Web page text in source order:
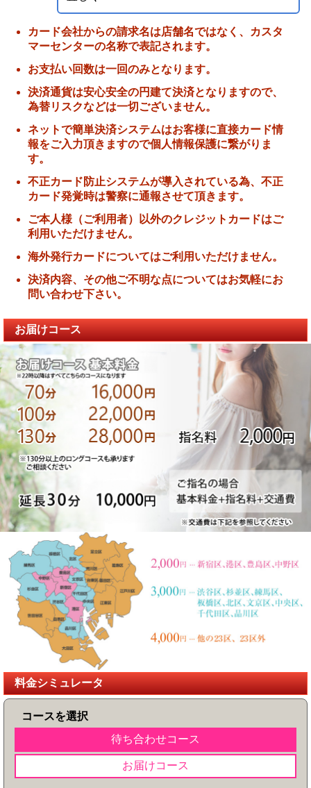
カード会社からの請求名は店舗名ではなく、カスタ
マーセンターの名称で表記されます。
お支払い回数は一回のみとなります。
決済通貨は安心安全の円建て決済となりますので、
為替リスクなどは一切ございません。
ネットで簡単決済システムはお客様に直接カード情
報をご入力頂きますので個人情報保護に繋がりま
す。
不正カード防止システムが導入されている為、不正
カード発覚時は警察に通報させて頂きます。
ご本人様（ご利用者）以外のクレジットカードはご
利用いただけません。
海外発行カードについてはご利用いただけません。
決済内容、その他ご不明な点についてはお気軽にお
問い合わせ下さい。
お届けコース
料金シミュレータ
コースを選択
待ち合わせコース
お届けコース